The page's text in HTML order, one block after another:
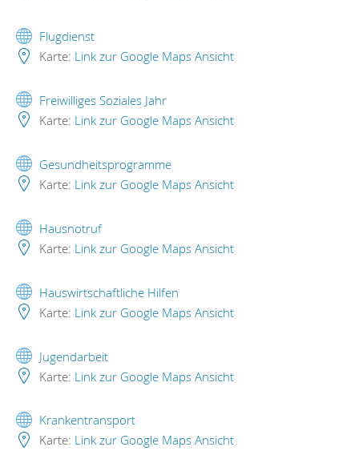
Flugdienst
Karte: Link zur Google Maps Ansicht
Freiwilliges Soziales Jahr
Karte: Link zur Google Maps Ansicht
Gesundheitsprogramme
Karte: Link zur Google Maps Ansicht
Hausnotruf
Karte: Link zur Google Maps Ansicht
Hauswirtschaftliche Hilfen
Karte: Link zur Google Maps Ansicht
Jugendarbeit
Karte: Link zur Google Maps Ansicht
Krankentransport
Karte: Link zur Google Maps Ansicht